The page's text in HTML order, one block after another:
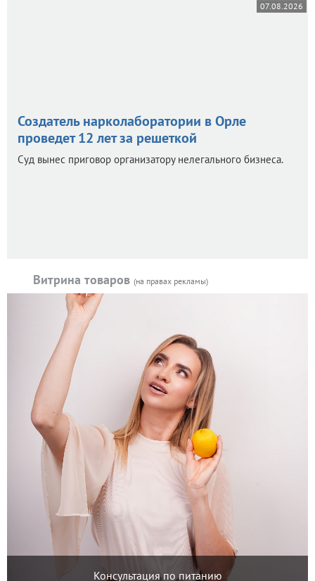
07.08.2026
Создатель нарколаборатории в Орле
проведет 12 лет за решеткой
Суд вынес приговор организатору нелегального бизнеса.
Витрина товаров (на правах рекламы)
Консультация по питанию